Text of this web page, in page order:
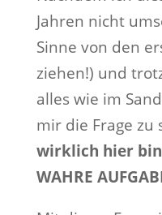
Jahren nicht
Sinne von den
ziehen!) und
alles wie im
mir die Frage zu
wirklich hier
WAHRE